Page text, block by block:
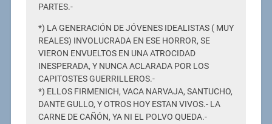
PARTES.-
*) LA GENERACIÓN DE JÓVENES IDEALISTAS ( MUY
REALES) INVOLUCRADA EN ESE HORROR, SE
VIERON ENVUELTOS EN UNA ATROCIDAD
INESPERADA, Y NUNCA ACLARADA POR LOS
CAPITOSTES GUERRILLEROS.-
*) ELLOS FIRMENICH, VACA NARVAJA, SANTUCHO,
DANTE GULLO, Y OTROS HOY ESTAN VIVOS.- LA
CARNE DE CAÑÓN, YA NI EL POLVO QUEDA.-